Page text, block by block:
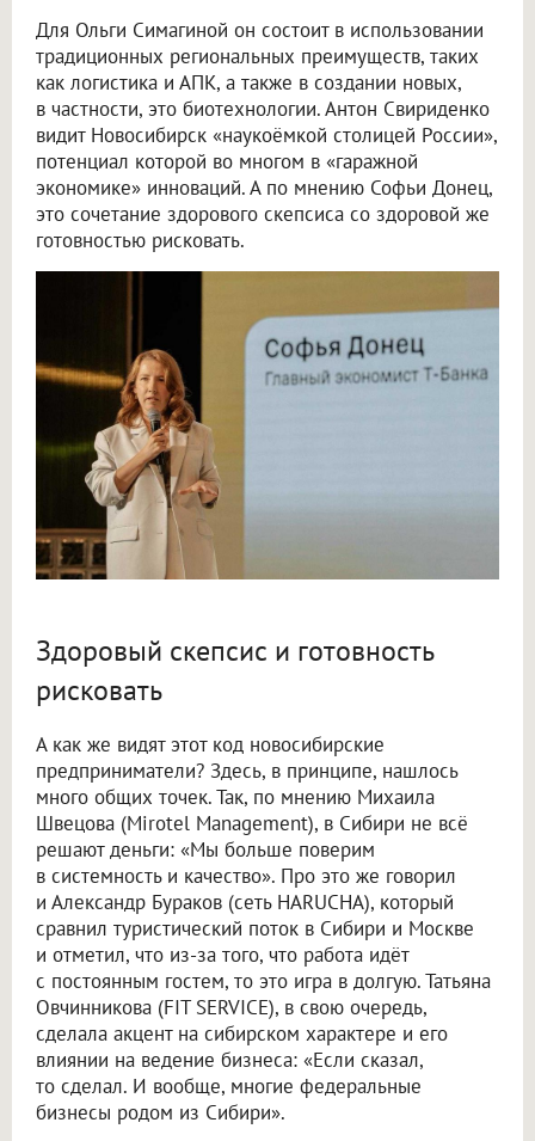
Для Ольги Симагиной он состоит в использовании
традиционных региональных преимуществ, таких
как логистика и АПК, а также в создании новых,
в частности, это биотехнологии. Антон Свириденко
видит Новосибирск «наукоёмкой столицей России»,
потенциал которой во многом в «гаражной
экономике» инноваций. А по мнению Софьи Донец,
это сочетание здорового скепсиса со здоровой же
готовностью рисковать.
Здоровый скепсис и готовность
рисковать
А как же видят этот код новосибирские
предприниматели? Здесь, в принципе, нашлось
много общих точек. Так, по мнению Михаила
Швецова (Mirotel Management), в Сибири не всё
решают деньги: «Мы больше поверим
в системность и качество». Про это же говорил
и Александр Бураков (сеть HARUCHA), который
сравнил туристический поток в Сибири и Москве
и отметил, что из-за того, что работа идёт
с постоянным гостем, то это игра в долгую. Татьяна
Овчинникова (FIT SERVICE), в свою очередь,
сделала акцент на сибирском характере и его
влиянии на ведение бизнеса: «Если сказал,
то сделал. И вообще, многие федеральные
бизнесы родом из Сибири».